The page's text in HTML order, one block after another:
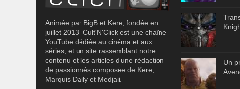
Animée par BigB et Kere, fondée en
juillet 2013, Cult'N'Click est une chaîne
YouTube dédiée au cinéma et aux
séries, et un site rassemblant notre
contenu et les articles d'une rédaction
de passionnés composée de Kere,
Marquis Daily et Medjaii.
Un